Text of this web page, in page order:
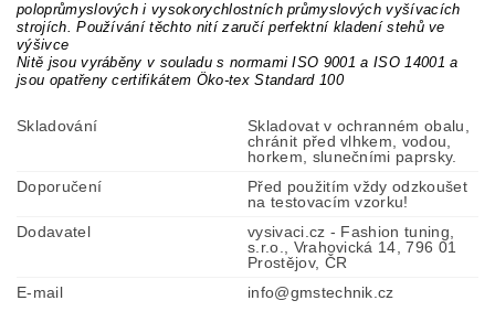
poloprůmyslových i vysokorychlostních průmyslových vyšívacích
strojích. Používání těchto nití zaručí perfektní kladení stehů ve
výšivce
Nitě jsou vyráběny v souladu s normami ISO 9001 a ISO 14001 a
jsou opatřeny certifikátem Öko-tex Standard 100
Skladování
Skladovat v ochranném obalu,
chránit před vlhkem, vodou,
horkem, slunečními paprsky.
Doporučení
Před použitím vždy odzkoušet
na testovacím vzorku!
Dodavatel
vysivaci.cz - Fashion tuning,
s.r.o., Vrahovická 14, 796 01
Prostějov, ČR
E-mail
info@gmstechnik.cz